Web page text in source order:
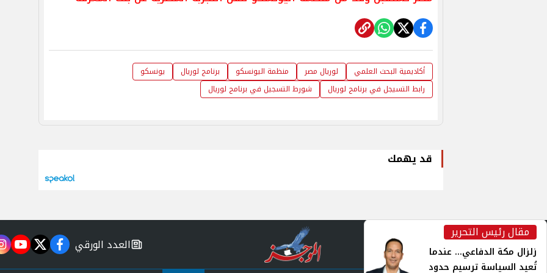
أكاديمية البحث العلمي لوريال مصر منظمة اليونسكو برنامج لوريال
يونسكو
رابط التسيجل في برنامج لوريال
شورط التسجيل في برنامج لوريال
قد يهمك
مقال رئيس التحرير
زلزال مكة الدفاعي... عندما
تُعيد السياسة ترسيم حدود
newspaper
العدد الورقي facebook
twitter